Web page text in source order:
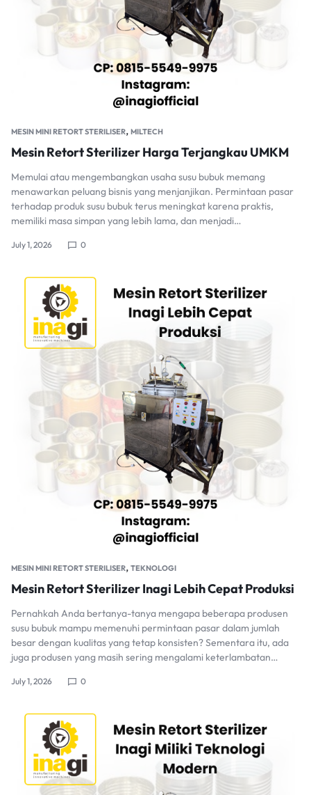
MESIN MINI RETORT STERILISER, MILTECH
Mesin Retort Sterilizer Harga Terjangkau UMKM
Memulai atau mengembangkan usaha susu bubuk memang
menawarkan peluang bisnis yang menjanjikan. Permintaan pasar
terhadap produk susu bubuk terus meningkat karena praktis,
memiliki masa simpan yang lebih lama, dan menjadi…
July 1, 2026 0
MESIN MINI RETORT STERILISER, TEKNOLOGI
Mesin Retort Sterilizer Inagi Lebih Cepat Produksi
Pernahkah Anda bertanya-tanya mengapa beberapa produsen
susu bubuk mampu memenuhi permintaan pasar dalam jumlah
besar dengan kualitas yang tetap konsisten? Sementara itu, ada
juga produsen yang masih sering mengalami keterlambatan…
July 1, 2026 0